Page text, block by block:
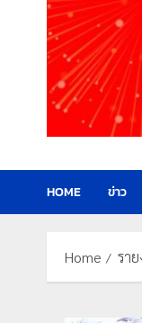
HOME ข่าว
Home รา